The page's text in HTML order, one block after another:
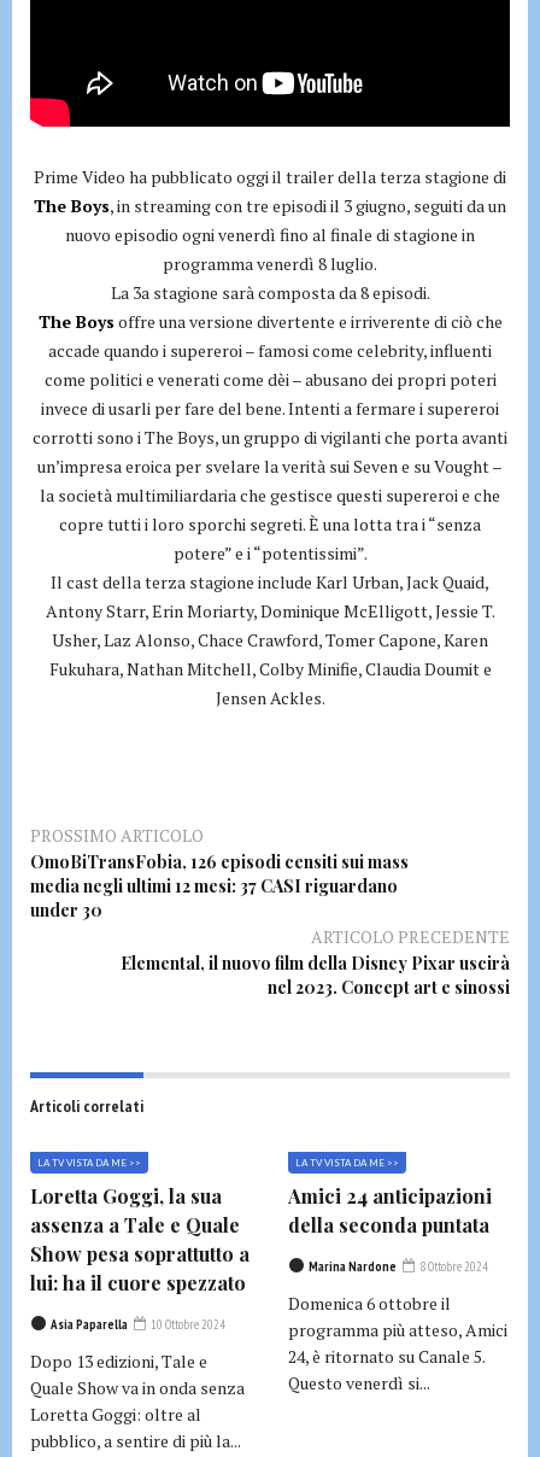
Prime Video ha pubblicato oggi il trailer della terza stagione di
The Boys, in streaming con tre episodi il 3 giugno, seguiti da un
nuovo episodio ogni venerdì fino al finale di stagione in
programma venerdì 8 luglio.
La 3a stagione sarà composta da 8 episodi.
The Boys offre una versione divertente e irriverente di ciò che
accade quando i supereroi – famosi come celebrity, influenti
come politici e venerati come dèi – abusano dei propri poteri
invece di usarli per fare del bene. Intenti a fermare i supereroi
corrotti sono i The Boys, un gruppo di vigilanti che porta avanti
un’impresa eroica per svelare la verità sui Seven e su Vought –
la società multimiliardaria che gestisce questi supereroi e che
copre tutti i loro sporchi segreti. È una lotta tra i “senza
potere” e i “potentissimi”.
Il cast della terza stagione include Karl Urban, Jack Quaid,
Antony Starr, Erin Moriarty, Dominique McElligott, Jessie T.
Usher, Laz Alonso, Chace Crawford, Tomer Capone, Karen
Fukuhara, Nathan Mitchell, Colby Minifie, Claudia Doumit e
Jensen Ackles.
PROSSIMO ARTICOLO
OmoBiTransFobia, 126 episodi censiti sui mass
media negli ultimi 12 mesi: 37 CASI riguardano
under 30
ARTICOLO PRECEDENTE
Elemental, il nuovo film della Disney Pixar uscirà
nel 2023. Concept art e sinossi
Articoli correlati
LA TV VISTA DA ME >>
Loretta Goggi, la sua
assenza a Tale e Quale
Show pesa soprattutto a
lui: ha il cuore spezzato
Asia Paparella 10 Ottobre 2024
Dopo 13 edizioni, Tale e
Quale Show va in onda senza
Loretta Goggi: oltre al
pubblico, a sentire di più la...
LA TV VISTA DA ME >>
Amici 24 anticipazioni
della seconda puntata
Marina Nardone 8 Ottobre 2024
Domenica 6 ottobre il
programma più atteso, Amici
24, è ritornato su Canale 5.
Questo venerdì si...